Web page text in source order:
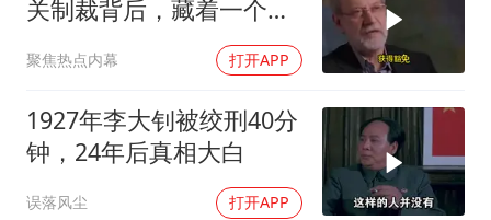
娜扎称眼睛恢复情况不太妙
三警齐发！多地10级以上雷暴大风
乐享全民健身 共筑健康中国
关制裁背后，藏着一个说
聚焦热点内幕 打开APP
1927年李大钊被绞刑40分
钟，24年后真相大白
误落风尘 打开APP